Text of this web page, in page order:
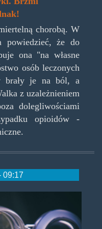
chorobą. W
powiedzieć, że do
ona "na własne
osób leczonych
brały je na ból, a
z uzależnieniem
dolegliwościami
opioidów -
09:17
opioid-